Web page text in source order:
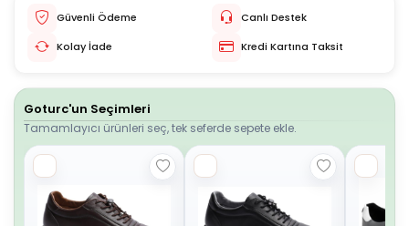
Güvenli Ödeme
Canlı Destek
Kolay İade
Kredi Kartına Taksit
Goturc'un Seçimleri
Tamamlayıcı ürünleri seç, tek seferde sepete ekle.